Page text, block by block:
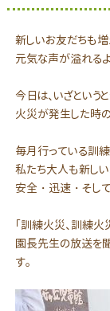
新しいお友だちも増
元気な声が溢れる
今日は、いざというと
火災が発生した時
毎月行っている訓
私たち大人も新し
安全・迅速・そし
「訓練火災、訓練火
園長先生の放送を
す。